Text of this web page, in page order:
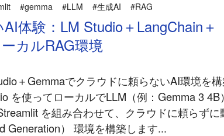
#gemma #LLM #生成AI #RAG
体験：LM Studio＋LangChain＋
カルRAG環境
＋Gemmaでクラウドに頼らないAI環境を
を使ってローカルでLLM（例：Gemma 3 4B
を組み合わせて、クラウドに頼らずに
Generation） 環境を構築します...